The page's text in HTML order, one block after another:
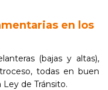
en los
(bajas y altas),
todas en buen
de Tránsito.